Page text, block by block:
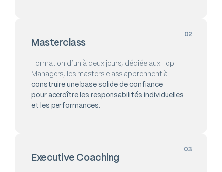
Masterclass
02
Formation d’un à deux jours, dédiée aux Top
Managers, les masters class apprennent à
construire une base solide de confiance
pour accroître les responsabilités individuelles
et les performances.
Executive Coaching
03